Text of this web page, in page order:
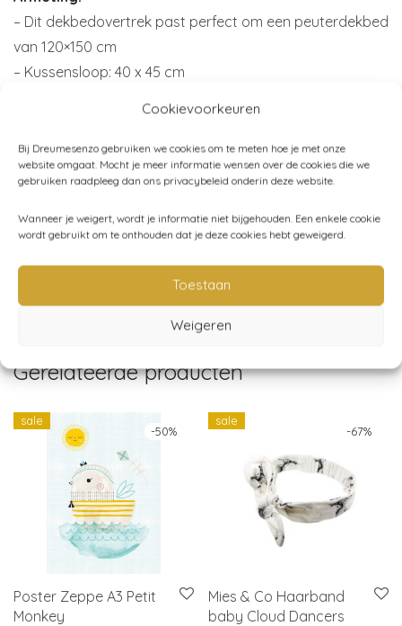
Cookievoorkeuren
Bij Dreumesenzo gebruiken we cookies om te meten hoe je met onze
website omgaat. Mocht je meer informatie wensen over de cookies die we
gebruiken raadpleeg dan ons privacybeleid onderin deze website.
Wanneer je weigert, wordt je informatie niet bijgehouden. Een enkele cookie
wordt gebruikt om te onthouden dat je deze cookies hebt geweigerd.
Toestaan
Weigeren
– Dit dekbedovertrek past perfect om een peuterdekbed
van 120×150 cm
– Kussensloop: 40 x 45 cm
Merk:Konges Sløjd
Artikelnummer:KS3927 - dino
Baby,Bedtijd
Gerelateerde producten
-50%
sale
Poster Zeppe A3 Petit
Monkey
-67%
sale
Mies & Co Haarband
baby Cloud Dancers